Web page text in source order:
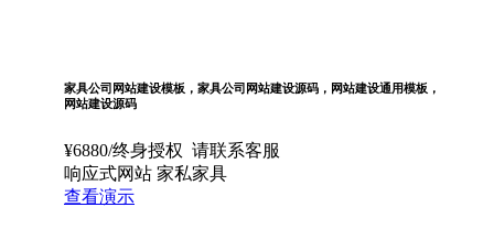
家具公司网站建设模板，家具公司网站建设源码，网站建设通用模板，
网站建设源码
¥6880/终身授权 请联系客服
响应式网站 家私家具
查看演示